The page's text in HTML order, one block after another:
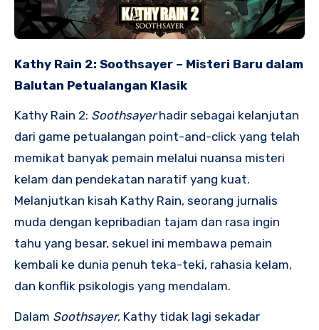
Kathy Rain 2: Soothsayer – Misteri Baru dalam
Balutan Petualangan Klasik
Kathy Rain 2: Soothsayerhadir sebagai kelanjutan
dari game petualangan point-and-click yang telah
memikat banyak pemain melalui nuansa misteri
kelam dan pendekatan naratif yang kuat.
Melanjutkan kisah Kathy Rain, seorang jurnalis
muda dengan kepribadian tajam dan rasa ingin
tahu yang besar, sekuel ini membawa pemain
kembali ke dunia penuh teka-teki, rahasia kelam,
dan konflik psikologis yang mendalam.
Dalam Soothsayer, Kathy tidak lagi sekadar